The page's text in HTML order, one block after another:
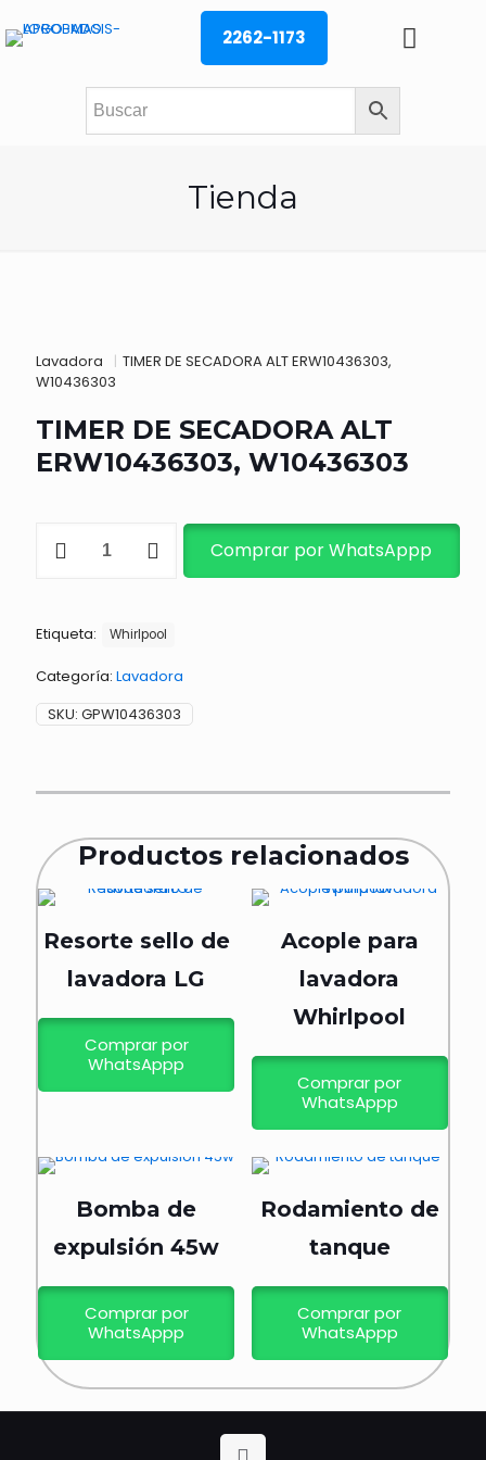
2262-1173
Tienda
Lavadora | TIMER DE SECADORA ALT ERW10436303,
W10436303
TIMER DE SECADORA ALT
ERW10436303, W10436303
W10436303
Comprar por WhatsAppp
Etiqueta: Whirlpool
Categoría: Lavadora
SKU: GPW10436303
Productos relacionados
Resorte sello de
lavadora LG
Comprar por
WhatsAppp
Acople para
lavadora
Whirlpool
Comprar por
WhatsAppp
Bomba de
expulsión 45w
Comprar por
WhatsAppp
Rodamiento de
tanque
Comprar por
WhatsAppp